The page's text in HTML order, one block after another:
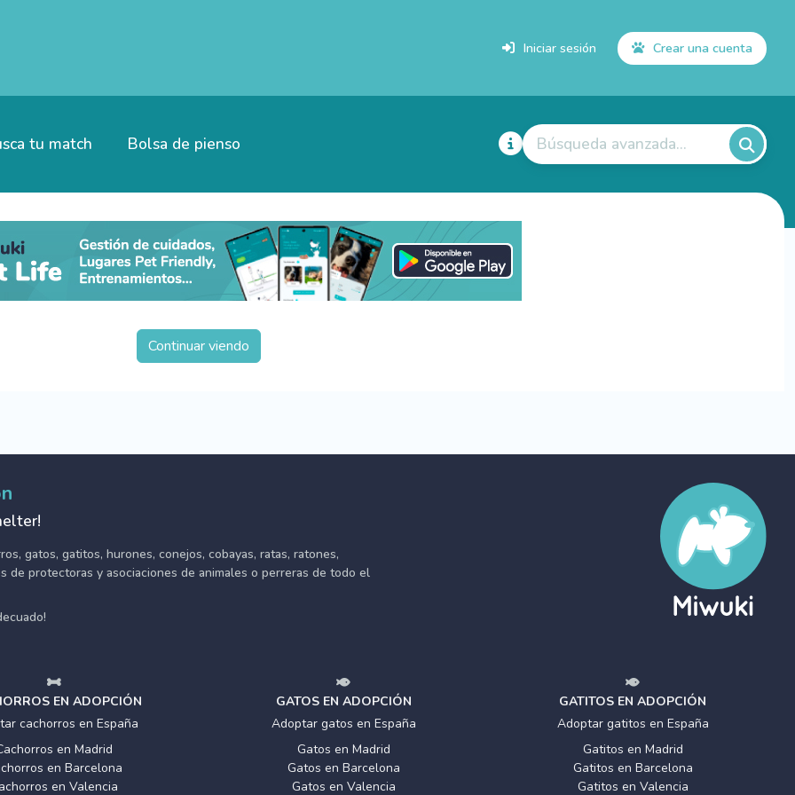
Iniciar sesión Crear una cuenta
tu match Bolsa de pienso Búsqueda avanzada...
Continuar viendo
gatos, gatitos, hurones, conejos, cobayas, ratas, ratones,
de protectoras y asociaciones de animales o perreras de todo el
EN ADOPCIÓN
cachorros en España
en Madrid
en Barcelona
en Valencia
GATOS EN ADOPCIÓN
Adoptar gatos en España
Gatos en Madrid
Gatos en Barcelona
Gatos en Valencia
GATITOS EN ADOPCIÓN
Adoptar gatitos en España
Gatitos en Madrid
Gatitos en Barcelona
Gatitos en Valencia